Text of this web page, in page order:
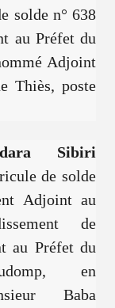
solde n° 638
au Préfet du
Adjoint
Thiès, poste
Sibiri
de solde
Adjoint au
de
au Préfet du
en
Baba